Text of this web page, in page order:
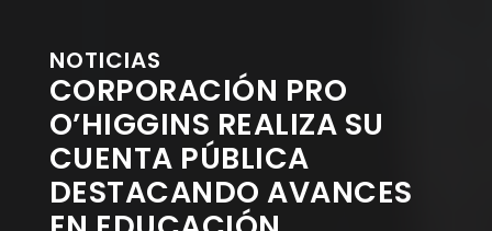
NOTICIAS
CORPORACIÓN PRO
O’HIGGINS REALIZA SU
CUENTA PÚBLICA
DESTACANDO AVANCES